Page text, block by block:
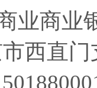
业商业
西直门